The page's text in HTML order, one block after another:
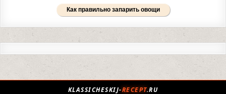
Как правильно запарить овощи
KLASSICHESKIJ-RECEPT.RU